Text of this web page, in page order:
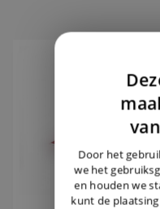
Door het
we het
en houden we
kunt de